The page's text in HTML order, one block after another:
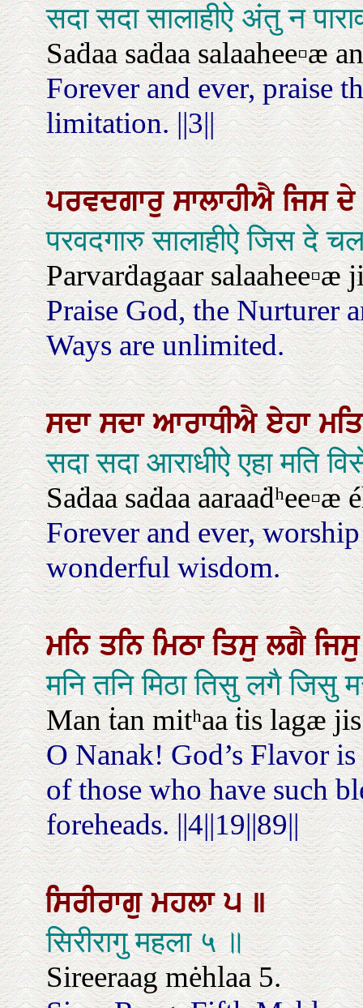
सदा सदा सालाहीऐ अंतु न
Saḋaa saḋaa salaahee▫æ
Forever and ever, praise
limitation. ||3||
ਪਰਵਦਗਾਰੁਸਾਲਾਹੀਐਜਿਸ
परवदगारु सालाहीऐ जिस दे
Parvarḋagaar salaahee▫æ
Praise God, the Nurturer
Ways are unlimited.
ਸਦਾਸਦਾਆਰਾਧੀਐਏਹਾ
सदा सदा आराधीऐ एहा मति
Saḋaa saḋaa aaraaḋʰee▫æ
Forever and ever,
wonderful wisdom.
ਮਨਿਤਨਿਮਿਠਾਤਿਸੁਲਗੈ
मनि तनि मिठा तिसु लगै
Man ṫan mitʰaa ṫis lagæ
O Nanak! God’s Flavor
of those who have such
foreheads. ||4||19||89||
ਸਿਰੀਰਾਗੁਮਹਲਾ੫॥
सिरीरागु महला ५ ॥
Sireeraag mėhlaa 5.